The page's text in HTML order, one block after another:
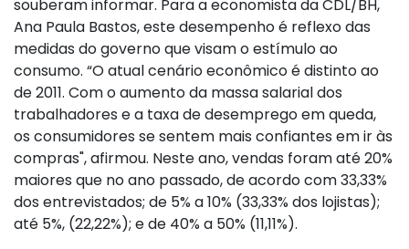
souberam informar. Para a economista da CDL/BH,
Ana Paula Bastos, este desempenho é reflexo das
medidas do governo que visam o estímulo ao
consumo. “O atual cenário econômico é distinto ao
de 2011. Com o aumento da massa salarial dos
trabalhadores e a taxa de desemprego em queda,
os consumidores se sentem mais confiantes em ir às
compras", afirmou. Neste ano, vendas foram até 20%
maiores que no ano passado, de acordo com 33,33%
dos entrevistados; de 5% a 10% (33,33% dos lojistas);
até 5%, (22,22%); e de 40% a 50% (11,11%).